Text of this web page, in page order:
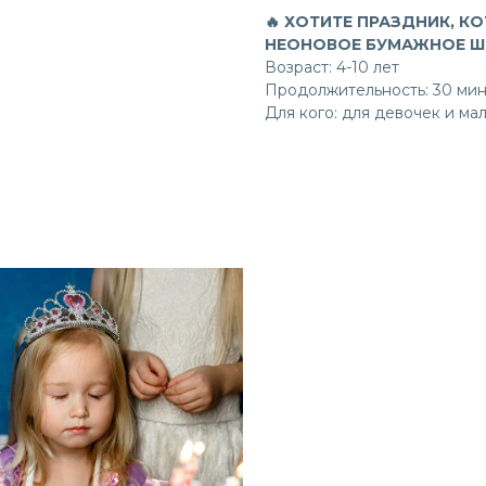
🔥 ХОТИТЕ ПРАЗДНИК,
НЕОНОВОЕ БУМАЖНОЕ
Возраст: 4-10 лет
Продолжительность: 30
Для кого: для девочек и